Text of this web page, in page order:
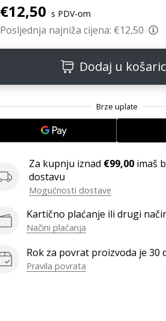
€12,50 s PDV-om
Posljednja najniža cijena: €12,50
Dodaj u
Za kupnju iznad €99,00 imaš
dostavu
Mogućnosti dostave
Kartično plaćanje ili drugi
Načini plaćanja
Rok za povrat proizvoda je 30
Pravila povrata